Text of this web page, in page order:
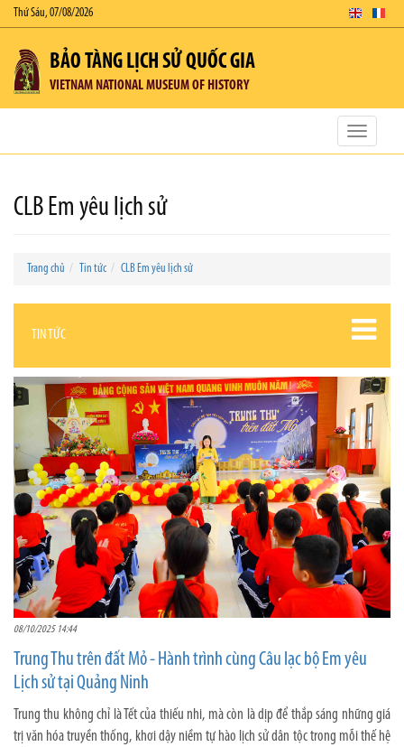
Thứ Sáu, 07/08/2026
BẢO TÀNG LỊCH SỬ QUỐC GIA
VIETNAM NATIONAL MUSEUM OF HISTORY
Toggle
CLB Em yêu lịch sử
Trang chủ Tin tức CLB Em yêu lịch sử
TIN TỨC
08/10/2025 14:44
Trung Thu trên đất Mỏ - Hành trình cùng Câu lạc bộ Em yêu
Lịch sử tại Quảng Ninh
Trung thu không chỉ là Tết của thiếu nhi, mà còn là dịp để thắp sáng những giá
trị văn hóa truyền thống, khơi dậy niềm tự hào lịch sử dân tộc trong mỗi thế hệ